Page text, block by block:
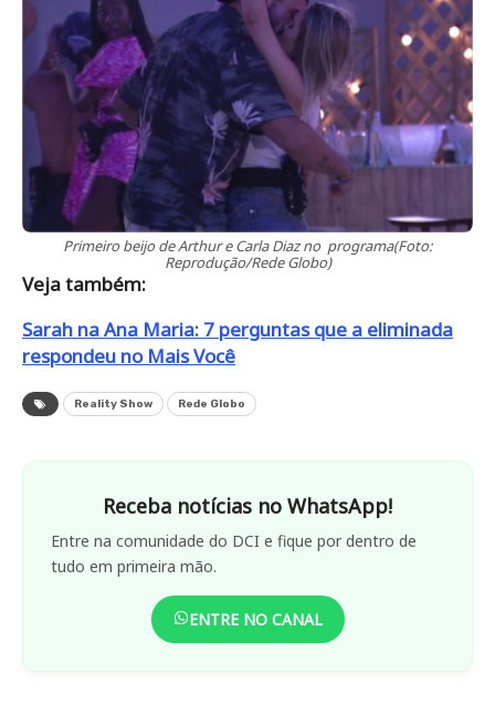
Primeiro beijo de Arthur e Carla Diaz no programa(Foto:
Reprodução/Rede Globo)
Veja também:
Sarah na Ana Maria: 7 perguntas que a eliminada
respondeu no Mais Você
Reality Show Rede Globo
Receba notícias no WhatsApp!
Entre na comunidade do DCI e fique por dentro de
tudo em primeira mão.
ENTRE NO CANAL